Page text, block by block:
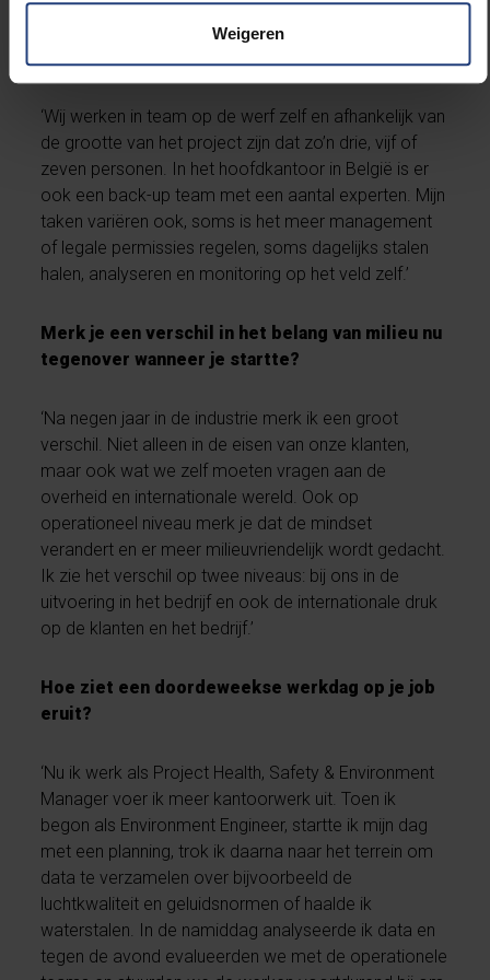
Weigeren
Met hoeveel milieu experts werken jullie
‘Wij werken in team op de werf zelf en afhankelijk van
de grootte van het project zijn dat zo’n drie, vijf of
zeven personen. In het hoofdkantoor in België is er
ook een back-up team met een aantal experten. Mijn
taken variëren ook, soms is het meer management
of legale permissies regelen, soms dagelijks stalen
halen, analyseren en monitoring op het veld zelf.’
Merk je een verschil in het belang van milieu nu
tegenover wanneer je startte?
‘Na negen jaar in de industrie merk ik een groot
verschil. Niet alleen in de eisen van onze klanten,
maar ook wat we zelf moeten vragen aan de
overheid en internationale wereld. Ook op
operationeel niveau merk je dat de mindset
verandert en er meer milieuvriendelijk wordt gedacht.
Ik zie het verschil op twee niveaus: bij ons in de
uitvoering in het bedrijf en ook de internationale druk
op de klanten en het bedrijf.’
Hoe ziet een doordeweekse werkdag op je job
eruit?
‘Nu ik werk als Project Health, Safety & Environment
Manager voer ik meer kantoorwerk uit. Toen ik
begon als Environment Engineer, startte ik mijn dag
met een planning, trok ik daarna naar het terrein om
data te verzamelen over bijvoorbeeld de
luchtkwaliteit en geluidsnormen of haalde ik
waterstalen. In de namiddag analyseerde ik data en
tegen de avond evalueerden we met de operationele